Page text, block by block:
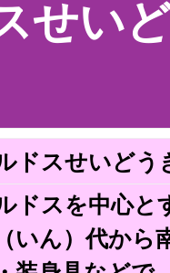
せい
ドスせいどう
ドスを中心と
いん）代から